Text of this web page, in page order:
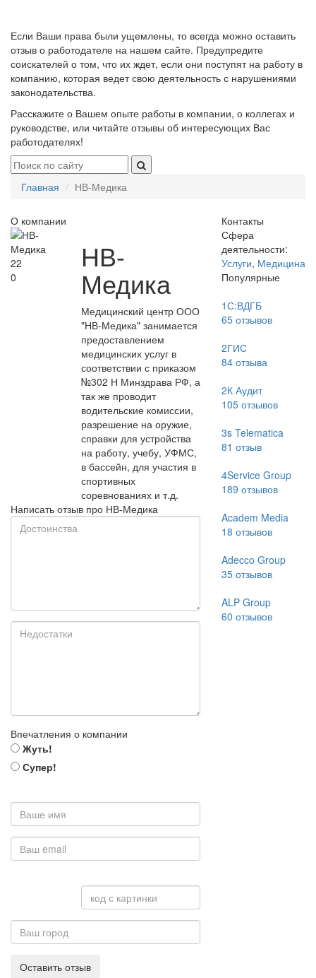
Если Ваши права были ущемлены, то всегда можно оставить
отзыв о работодателе на нашем сайте. Предупредите
соискателей о том, что их ждет, если они поступят на работу в
компанию, которая ведет свою деятельность с нарушениями
законодательства.
Расскажите о Вашем опыте работы в компании, о коллегах и
руководстве, или читайте отзывы об интересующих Вас
работодателях!
Главная НВ-Медика
О компании
22
0
НВ-
Медика
Медицинский центр ООО
"НВ-Медика" занимается
предоставлением
медицинских услуг в
соответствии с приказом
№302 Н Минздрава РФ, а
так же проводит
водительские комиссии,
разрешение на оружие,
справки для устройства
на работу, учебу, УФМС,
в бассейн, для участия в
спортивных
соревнованиях и т.д.
Написать отзыв про НВ-Медика
Впечатления о компании
Жуть!
Супер!
Оставить отзыв
Контакты
Сфера
деятельности:
Услуги, Медицина
Популярные
1С:ВДГБ
65отзывов
2ГИС
84отзыва
2К Аудит
105отзывов
3s Telematica
81 отзыв
4Service Group
189 отзывов
Academ Media
18 отзывов
Adecco Group
35отзывов
ALP Group
60 отзывов